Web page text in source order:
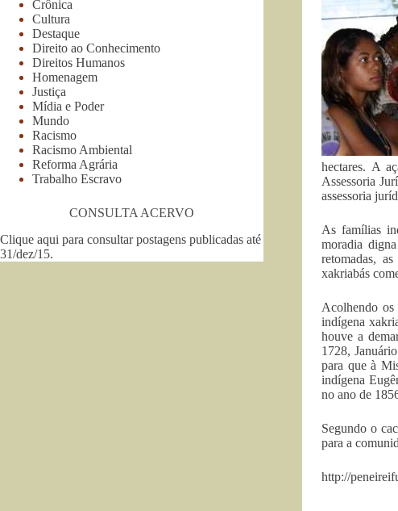
hectares. A
Assessoria
assessoria
As famílias
moradia
retomadas,
xakriabás
Acolhendo os
indígena
houve a
1728,
para que à
indígena
no ano de
Segundo o
para a
http://
Crônica
Cultura
Destaque
Direito ao Conhecimento
Direitos Humanos
Homenagem
Justiça
Mídia e Poder
Mundo
Racismo
Racismo Ambiental
Reforma Agrária
Trabalho Escravo
CONSULTA ACERVO
Clique aqui para consultar postagens publicadas até
31/dez/15.